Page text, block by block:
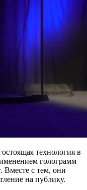
технология в
голограмм
Вместе с тем, они
на публику.